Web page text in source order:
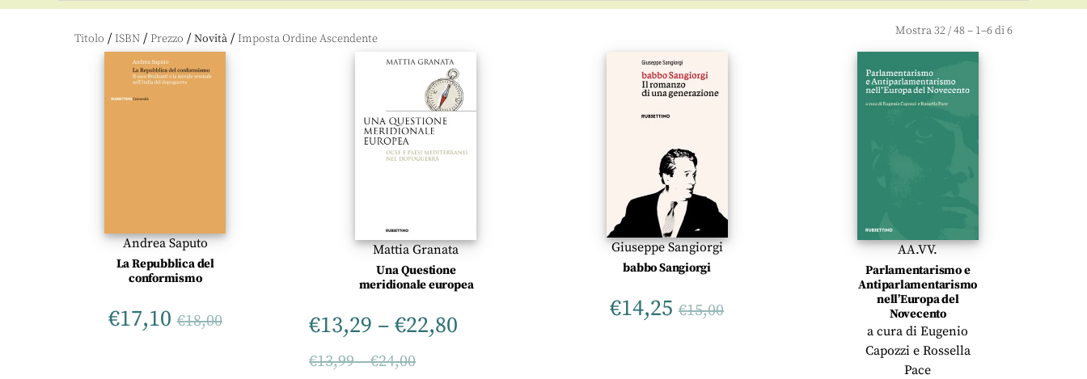
Titolo / ISBN / Prezzo / Novità / Mostra32/48– 1–6 di 6
Andrea Saputo
La Repubblica del
conformismo
€17,10 €18,00
Mattia Granata
Una Questione
meridionale europea
€13,29 –€22,80
€13,99–€24,00
Giuseppe Sangiorgi
babbo Sangiorgi
€14,25 €15,00
AA.VV.
Parlamentarismo e
Antiparlamentarismo
nell’Europa del
Novecento
a cura diEugenio
Capozzie Rossella
Pace